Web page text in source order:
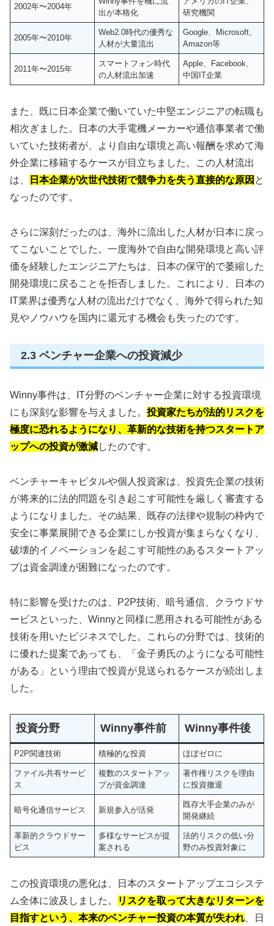
2002年〜2004年
出が本格化
研究機関
2005年〜2010年
Web2.0時代の優秀な
人材が大量流出
Google、Microsoft、
Amazon等
2011年〜2015年
スマートフォン時代
の人材流出加速
Apple、Facebook、
中国IT企業
また、既に日本企業で働いていた中堅エンジニアの転職も
相次ぎました。日本の大手電機メーカーや通信事業者で働
いていた技術者が、より自由な環境と高い報酬を求めて海
外企業に移籍するケースが目立ちました。この人材流出
は、
日本企業が次世代技術で競争力を失う直接的な原因 と
なったのです。
さらに深刻だったのは、海外に流出した人材が日本に戻っ
てこないことでした。一度海外で自由な開発環境と高い評
価を経験したエンジニアたちは、日本の保守的で萎縮した
開発環境に戻ることを拒否しました。これにより、日本の
IT業界は優秀な人材の流出だけでなく、海外で得られた知
見やノウハウを国内に還元する機会も失ったのです。
2.3 ベンチャー企業への投資減少
Winny事件は、IT分野のベンチャー企業に対する投資環境
にも深刻な影響を与えました。投資家たちが法的リスクを
極度に恐れるようになり、革新的な技術を持つスタートア
ップへの投資が激減したのです。
ベンチャーキャピタルや個人投資家は、投資先企業の技術
が将来的に法的問題を引き起こす可能性を厳しく審査する
ようになりました。その結果、既存の法律や規制の枠内で
安全に事業展開できる企業にしか投資が集まらなくなり、
破壊的イノベーションを起こす可能性のあるスタートアッ
プは資金調達が困難になったのです。
特に影響を受けたのは、P2P技術、暗号通信、クラウドサ
ービスといった、Winnyと同様に悪用される可能性がある
技術を用いたビジネスでした。これらの分野では、技術的
に優れた提案であっても、「金子勇氏のようになる可能性
がある」という理由で投資が見送られるケースが続出しま
した。
投資分野 Winny事件前 Winny事件後
P2P関連技術 積極的な投資 ほぼゼロに
ファイル共有サービ
ス
複数のスタートアッ
プが資金調達
著作権リスクを理由
に投資撤退
暗号化通信サービス 新規参入が活発
既存大手企業のみが
開発継続
革新的クラウドサー
ビス
多様なサービスが提
案される
法的リスクの低い分
野のみ投資対象に
この投資環境の悪化は、日本のスタートアップエコシステ
ム全体に波及しました。
リスクを取って大きなリターンを
目指すという、本来のベンチャー投資の本質が失われ 、日